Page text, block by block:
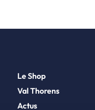
Le Shop
Val Thorens
Actus